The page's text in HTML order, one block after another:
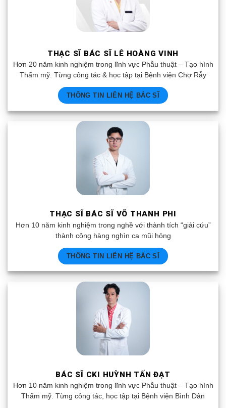
THẠC SĨ BÁC SĨ LÊ HOÀNG VINH
Hơn 20 năm kinh nghiệm trong lĩnh vực Phẫu thuật – Tạo hình
Thẩm mỹ. Từng công tác & học tập tại Bệnh viện Chợ Rẫy
THÔNG TIN LIÊN HỆ BÁC SĨ
THẠC SĨ BÁC SĨ VÕ THANH PHI
Hơn 10 năm kinh nghiệm trong nghề với thành tích “giải cứu”
thành công hàng nghìn ca mũi hỏng
THÔNG TIN LIÊN HỆ BÁC SĨ
BÁC SĨ CKI HUỲNH TẤN ĐẠT
Hơn 10 năm kinh nghiệm trong lĩnh vực Phẫu thuật – Tạo hình
Thẩm mỹ. Từng công tác, học tập tại Bệnh viện Bình Dân